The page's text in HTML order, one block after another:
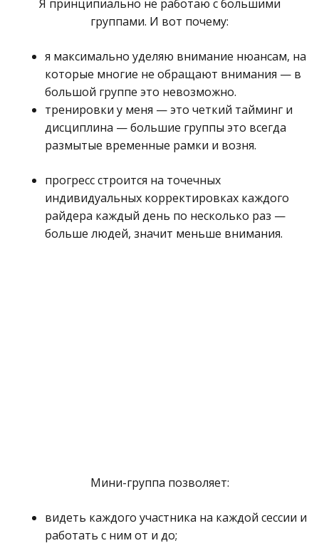
Я принципиально не работаю с большими
группами. И вот почему:
я максимально уделяю внимание нюансам, на
которые многие не обращают внимания — в
большой группе это невозможно.
тренировки у меня — это четкий тайминг и
дисциплина — большие группы это всегда
размытые временные рамки и возня.
прогресс строится на точечных
индивидуальных корректировках каждого
райдера каждый день по несколько раз —
больше людей, значит меньше внимания.
Мини-группа позволяет:
видеть каждого участника на каждой сессии и
работать с ним от и до;